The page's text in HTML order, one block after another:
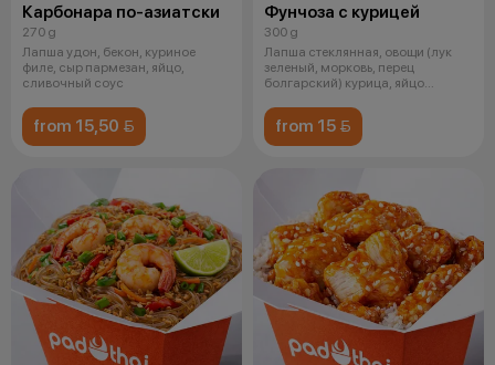
Карбонара по-азиатски
270 g
Лапша удон, бекон, куриное
филе, сыр пармезан, яйцо,
сливочный соус
from 15,50 
Фунчоза с курицей
300 g
Лапша стеклянная, овощи (лук
зеленый, морковь, перец
болгарский) курица, яйцо
from 15 